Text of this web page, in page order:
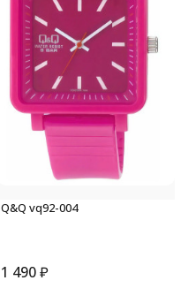
Q&Q vq92-004
1 490 ₽